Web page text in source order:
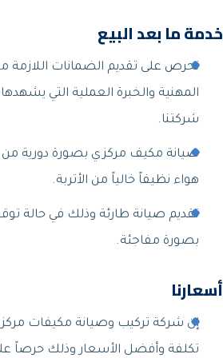
خدمة ما بعد البيع
نحرص على تقديم الضمانات اللازمة
المهنية والخبرة العملية التي
شركتنا.
صيانة مكيف مركزي بصورة دورية
هواء نظيفاً خالياً من الأتربة.
تقديم صيانة طارئة وذلك في حالة
بصورة مفاجئة.
أسعارنا
إن شركة تركيب وصيانة مكيفات
تكلفة وأفضل الأسعار وذلك حرصاً